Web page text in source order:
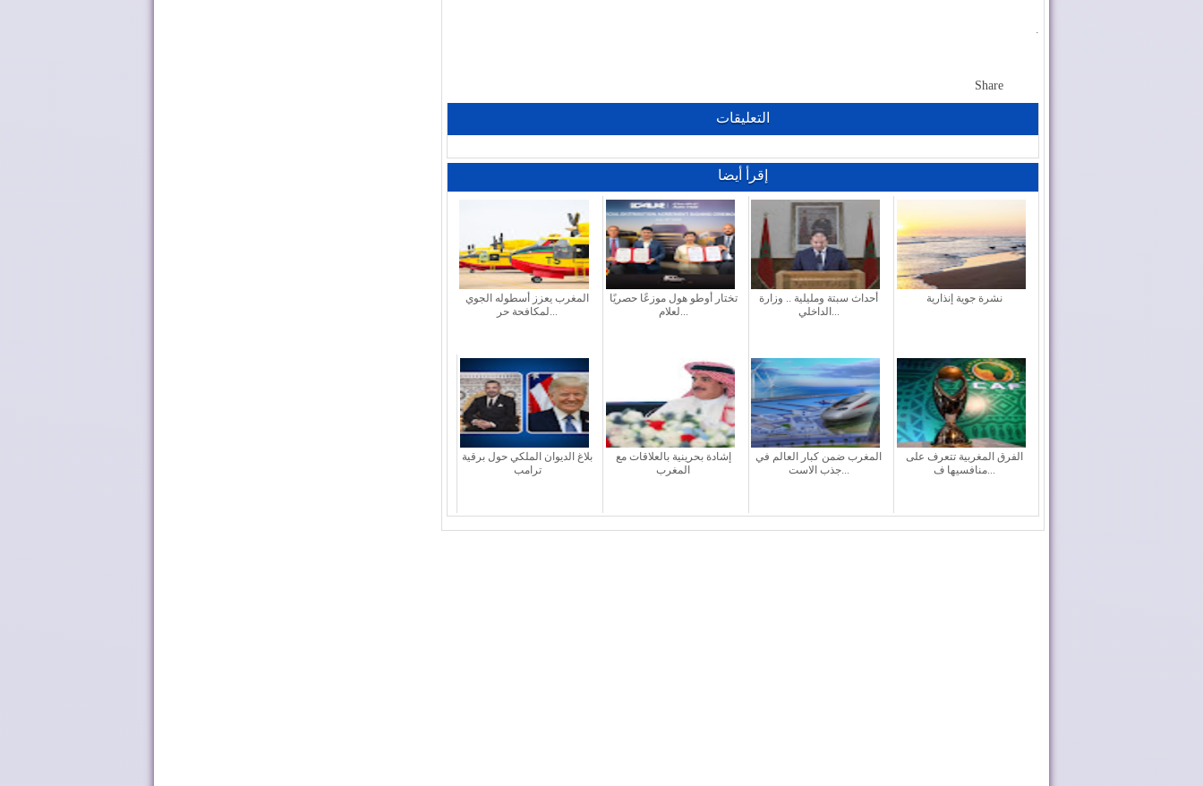
.
Share
التعليقات
إقرأ أيضا
المغرب يعزز أسطوله الجوي
لمكافحة حر...
تختار أوطو هول موزعًا حصريًا
لعلام...
أحداث سبتة ومليلية .. وزارة
الداخلي...
نشرة جوية إنذارية
بلاغ الديوان الملكي حول برقية
ترامب
إشادة بحرينية بالعلاقات مع
المغرب
المغرب ضمن كبار العالم في
جذب الاست...
الفرق المغربية تتعرف على
منافسيها ف...